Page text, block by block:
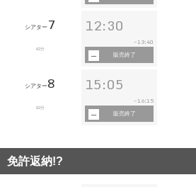
シアター 7
62分
12:30
~ 13:40
販売終了
シアター8
62分
15:05
~ 16:15
販売終了
免許返納!?